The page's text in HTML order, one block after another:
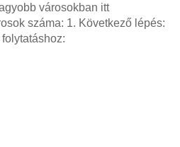
városokban itt
száma: 1. Következő lépés: